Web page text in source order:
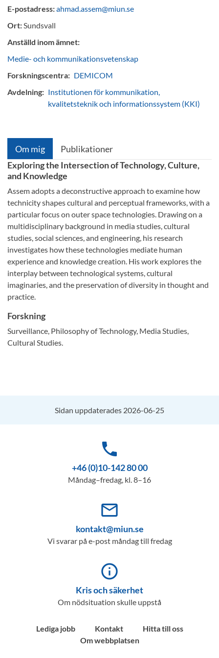
E-postadress:ahmad.assem@miun.se
Ort:Sundsvall
Anställd inom ämnet:
Medie- och kommunikationsvetenskap
Forskningscentra: DEMICOM
Avdelning: Institutionen för kommunikation,
kvalitetsteknik och informationssystem (KKI)
Om mig
Publikationer
Exploring the Intersection of Technology, Culture,
and Knowledge
Assem adopts a deconstructive approach to examine how
technicity shapes cultural and perceptual frameworks, with a
particular focus on outer space technologies. Drawing on a
multidisciplinary background in media studies, cultural
studies, social sciences, and engineering, his research
investigates how these technologies mediate human
experience and knowledge creation. His work explores the
interplay between technological systems, cultural
imaginaries, and the preservation of diversity in thought and
practice.
Forskning
Surveillance, Philosophy of Technology, Media Studies,
Cultural Studies.
Sidan uppdaterades 2026-06-25
phone
+46 (0)10-142 80 00
Måndag–fredag, kl. 8–16
mail_outline
kontakt@miun.se
Vi svarar på e-post måndag till fredag
info_outline
Kris och säkerhet
Om nödsituation skulle uppstå
Lediga jobb Kontakt
Hitta till oss
Om webbplatsen